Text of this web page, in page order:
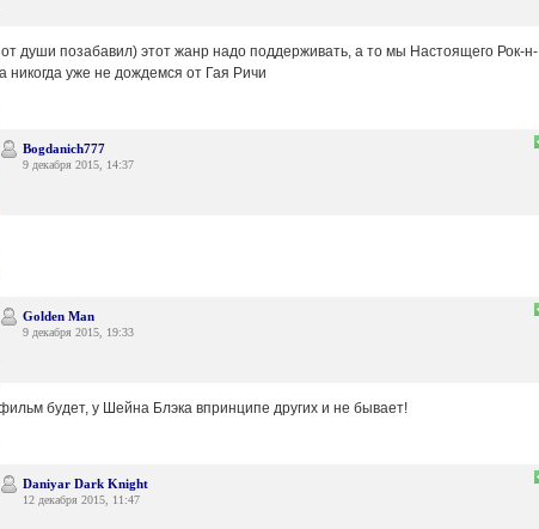
души позабавил) этот жанр надо поддерживать, а то мы Настоящего Рок-н-
никогда уже не дождемся от Гая Ричи
Bogdanich777
9 декабря 2015, 14:37
Golden Man
9 декабря 2015, 19:33
будет, у Шейна Блэка впринципе других и не бывает!
Daniyar Dark Knight
12 декабря 2015, 11:47